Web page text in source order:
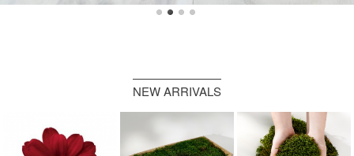
NEW ARRIVALS